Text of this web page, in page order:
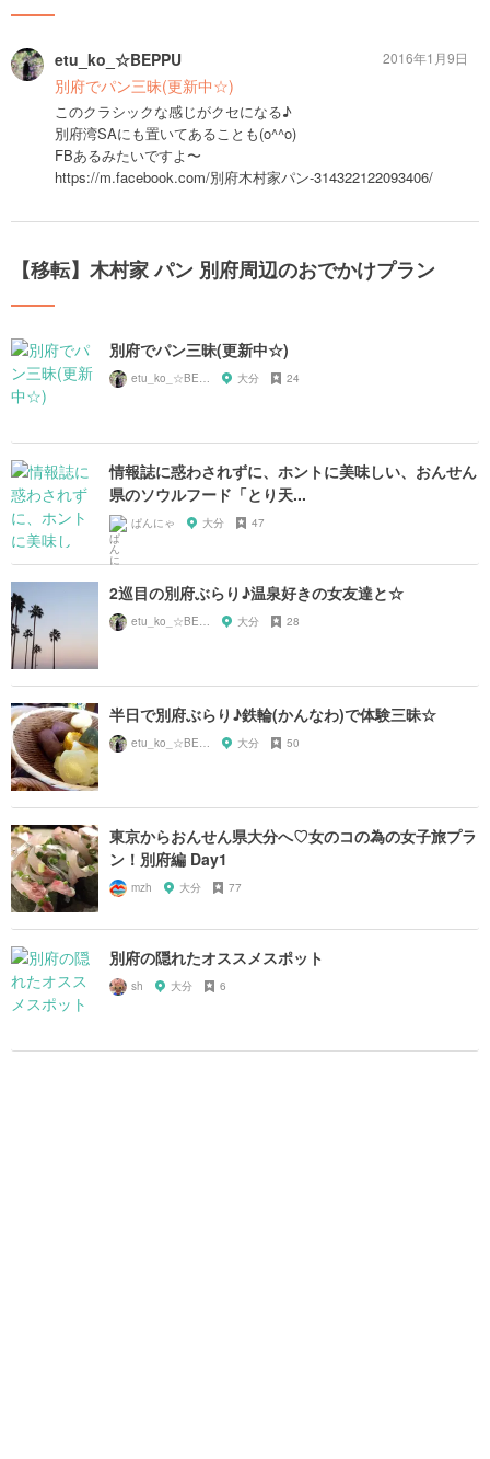
etu_ko_☆BEPPU
別府でパン三昧(更新中☆)
このクラシックな感じがクセになる♪
別府湾SAにも置いてあることも(o^^o)
FBあるみたいですよ〜
https://m.facebook.com/別府木村家パン-314322122093406/
2016年1月9日
【移転】木村家 パン 別府周辺のおでかけプラン
別府でパン三昧(更新中☆)
大分 24
情報誌に惑わされずに、ホントに美味しい、おんせん
県のソウルフード「とり天...
ぱんにゃ 大分 47
2巡目の別府ぶらり♪温泉好きの女友達と☆
大分 28
半日で別府ぶらり♪鉄輪(かんなわ)で体験三昧☆
大分 50
東京からおんせん県大分へ♡女のコの為の女子旅プラ
ン！別府編 Day1
mzh 大分 77
別府の隠れたオススメスポット
sh 大分 6